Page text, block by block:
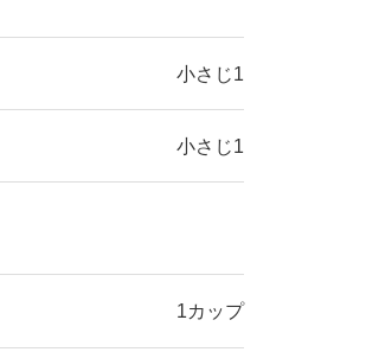
小さじ1
小さじ1
1カップ